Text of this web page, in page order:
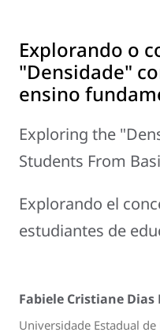
Explorando o
"Densidade"
ensino
Exploring the
Students From
Explorando el
estudiantes de
Fabiele Cristiane
Universidade Estadual